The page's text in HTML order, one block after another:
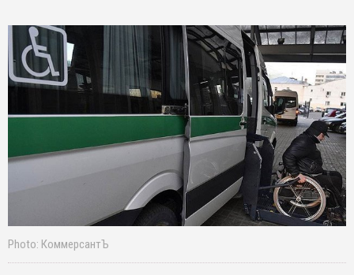
Photo: КоммерсантЪ